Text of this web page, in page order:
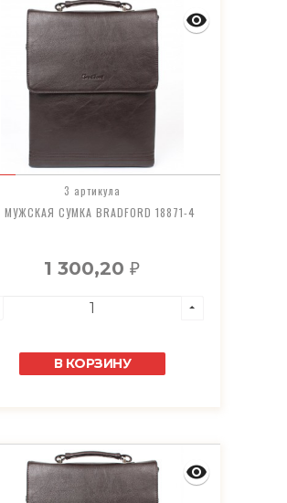
3 артикула
МУЖСКАЯ СУМКА BRADFORD 18871-4
1 300,20₽
В КОРЗИНУ